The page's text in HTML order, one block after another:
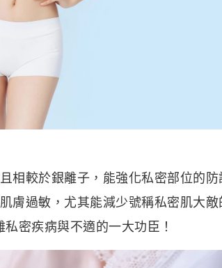
相較於銀離子，能強化私密部位的防
膚過敏，尤其能減少號稱私密肌大
密疾病與不適的一大功臣！